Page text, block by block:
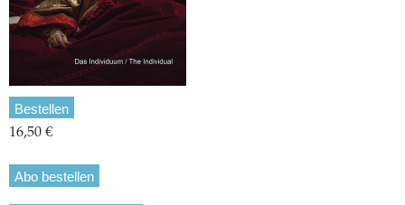
Bestellen
16,50 €
Abo bestellen